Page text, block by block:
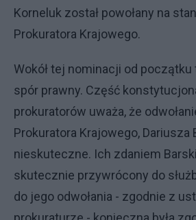
Korneluk został powołany na
Prokuratora Krajowego.
Wokół tej nominacji od
spór prawny. Część
prokuratorów uważa, że
Prokuratora Krajowego, Dariusza
nieskuteczne. Ich zdaniem
skutecznie przywrócony do
do jego odwołania - zgodnie z